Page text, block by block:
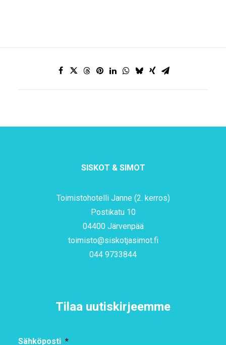
SISKOT & SIMOT
Toimistohotelli Janne (2. kerros)
Postikatu 10
04400 Järvenpää
toimisto@siskotjasimot.fi
044 9733844
Tilaa uutiskirjeemme
Sähköposti *